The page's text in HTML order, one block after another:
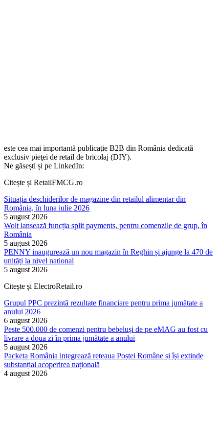
este cea mai importantă publicaţie B2B din România dedicată
exclusiv pieţei de retail de bricolaj (DIY).
Ne găsești și pe LinkedIn:
Citește și RetailFMCG.ro
Situația deschiderilor de magazine din retailul alimentar din
România, în luna iulie 2026
5 august 2026
Wolt lansează funcția split payments, pentru comenzile de grup, în
România
5 august 2026
PENNY inaugurează un nou magazin în Reghin și ajunge la 470 de
unități la nivel național
5 august 2026
Citește și ElectroRetail.ro
Grupul PPC prezintă rezultate financiare pentru prima jumătate a
anului 2026
6 august 2026
Peste 500.000 de comenzi pentru bebeluși de pe eMAG au fost cu
livrare a doua zi în prima jumătate a anului
5 august 2026
Packeta România integrează rețeaua Poștei Române și își extinde
substanțial acoperirea națională
4 august 2026